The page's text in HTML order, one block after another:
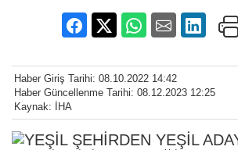
Haber Giriş Tarihi: 08.10.2022 14:42
Haber Güncellenme Tarihi: 08.12.2023 12:25
Kaynak: İHA